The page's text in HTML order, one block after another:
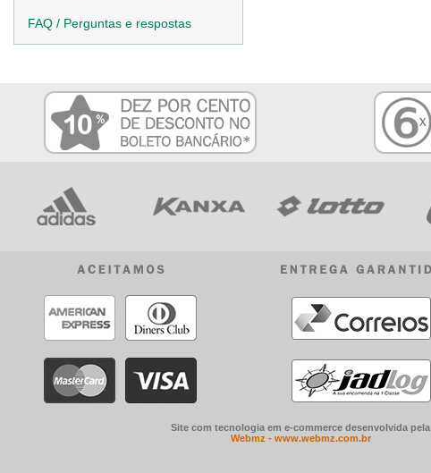
FAQ / Perguntas e respostas
Site com tecnologia em e-commerce desenvolvida pela
Webmz - www.webmz.com.br